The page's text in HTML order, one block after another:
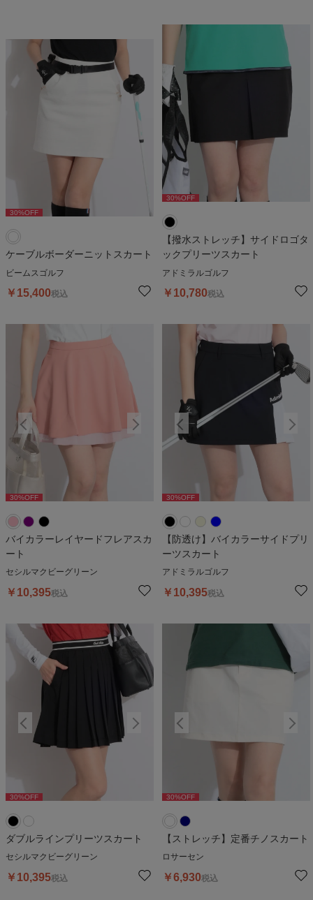
30%OFF
ケーブルボーダーニットスカート
ビームスゴルフ
￥ 15,400税込
30%OFF
【撥水ストレッチ】サイドロゴタ
ックプリーツスカート
アドミラルゴルフ
￥ 10,780税込
30%OFF %OFF
バイカラーレイヤードフレアスカ
ート
セシルマクビーグリーン
￥ 10,395税込
30%OFF 30%OFF
【防透け】バイカラーサイドプリ
ーツスカート
アドミラルゴルフ
￥ 10,395税込
30%OFF %OFF
ダブルラインプリーツスカート
セシルマクビーグリーン
￥ 10,395税込
30%OFF 30%OFF
【ストレッチ】定番チノスカート
ロサーセン
￥6,930税込